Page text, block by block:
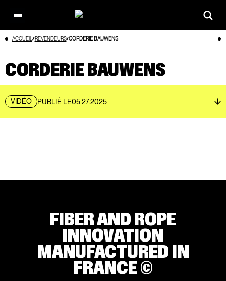
Aller
Open
main
menu
ACCUEIL REVENDEURS CORDERIE BAUWENS
CORDERIE BAUWENS
VIDÉO PUBLIÉ LE05.27.2025
FIBER AND ROPE
INNOVATION
MANUFACTURED IN
FRANCE ©